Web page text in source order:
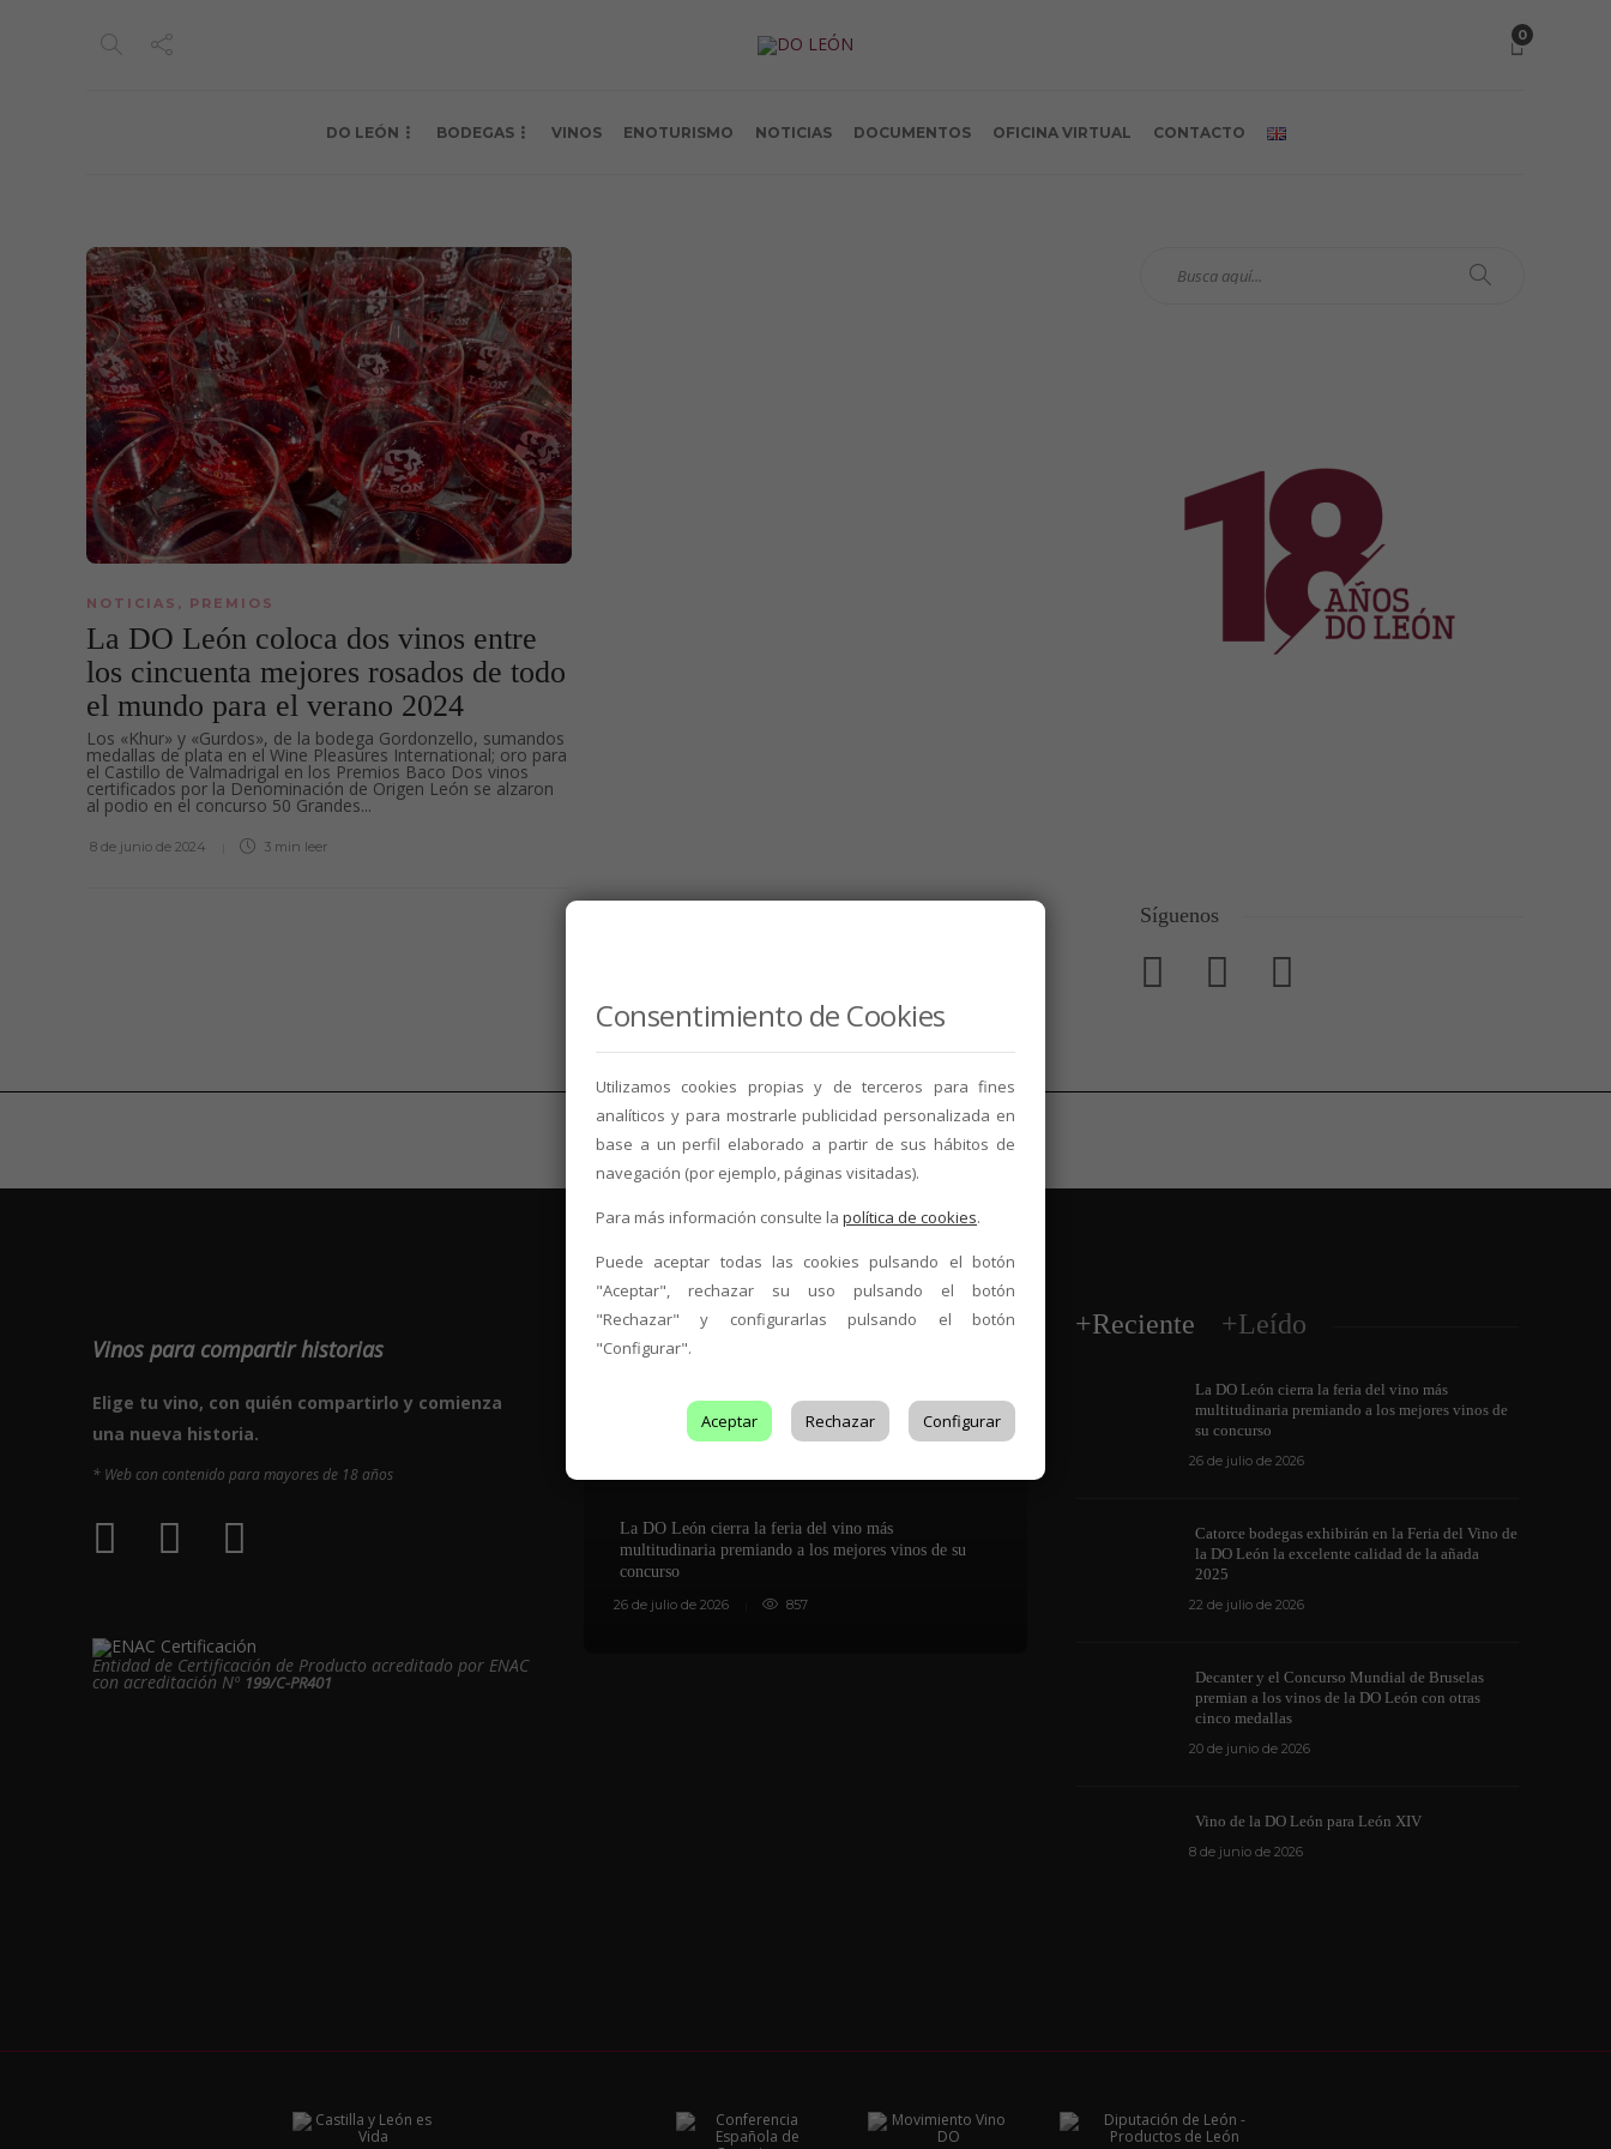
0
DO LEÓN BODEGAS VINOS ENOTURISMO NOTICIAS DOCUMENTOS OFICINA VIRTUAL CONTACTO
NOTICIAS , PREMIOS
La DO León coloca dos vinos entre
los cincuenta mejores rosados de todo
el mundo para el verano 2024
Los «Khur» y «Gurdos», de la bodega Gordonzello, sumandos
medallas de plata en el Wine Pleasures International; oro para
el Castillo de Valmadrigal en los Premios Baco Dos vinos
certificados por la Denominación de Origen León se alzaron
al podio en el concurso 50 Grandes...
8 de junio de 2024 3 min leer
Síguenos
Vinos para compartir historias
Elige tu vino, con quién compartirlo y comienza
una nueva historia.
* Web con contenido para mayores de 18 años
Entidad de Certificación de Producto acreditado por ENAC
con acreditación Nº 199/C-PR401
Es Tendencia
La DO León cierra la feria del vino más
multitudinaria premiando a los mejores vinos de su
concurso
26 de julio de 2026 857
Vino de la DO León para León XIV
1176
Los vinos de
+Reciente +Leído
La DO León cierra la feria del vino más
multitudinaria premiando a los mejores vinos de
su concurso
26 de julio de 2026
Catorce bodegas exhibirán en la Feria del Vino de
la DO León la excelente calidad de la añada
2025
22 de julio de 2026
Decanter y el Concurso Mundial de Bruselas
premian a los vinos de la DO León con otras
cinco medallas
20 de junio de 2026
Vino de la DO León para León XIV
8 de junio de 2026
Consentimiento de Cookies
Utilizamos cookies propias y de terceros para fines
analíticos y para mostrarle publicidad personalizada en
base a un perfil elaborado a partir de sus hábitos de
navegación (por ejemplo, páginas visitadas).
Para más información consulte la política de cookies.
Puede aceptar todas las cookies pulsando el botón
"Aceptar", rechazar su uso pulsando el botón
"Rechazar" y configurarlas pulsando el botón
"Configurar".
Aceptar Rechazar Configurar